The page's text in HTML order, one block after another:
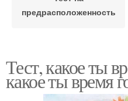
предрасположенность
Тест на уровень
Тест, какое ты
какое ты время